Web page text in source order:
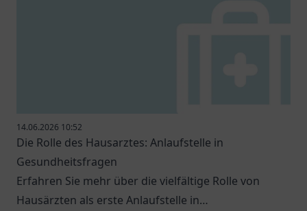
14.06.2026 10:52
Die Rolle des Hausarztes: Anlaufstelle in
Gesundheitsfragen
Erfahren Sie mehr über die vielfältige Rolle von
Hausärzten als erste Anlaufstelle in